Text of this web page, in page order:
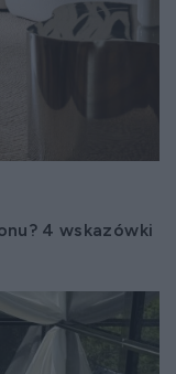
4 wskazówki